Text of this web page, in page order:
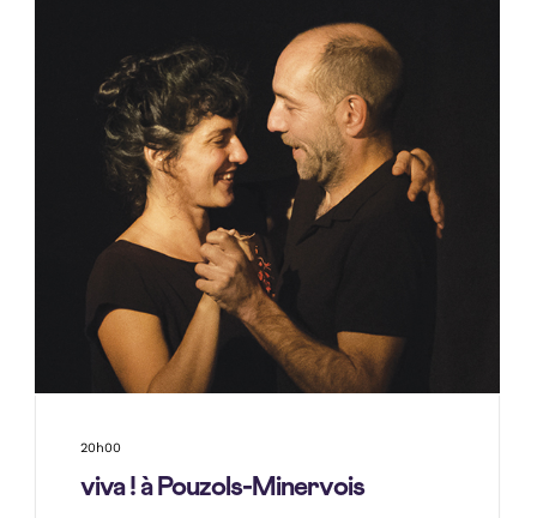
20h00
viva ! à Pouzols-Minervois